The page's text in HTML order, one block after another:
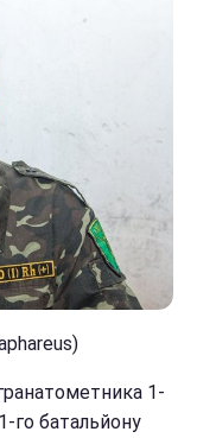
1-
го батальйону